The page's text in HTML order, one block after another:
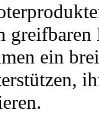
greifbaren
ein